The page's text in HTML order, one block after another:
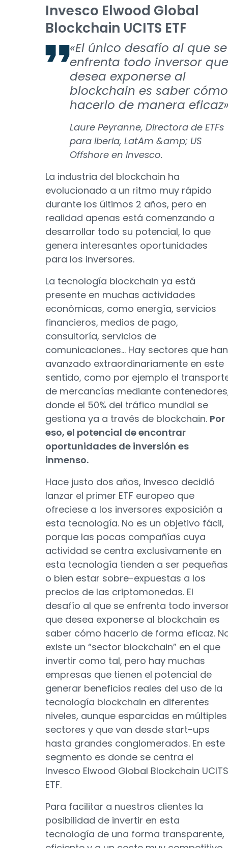
Invesco Elwood Global
Blockchain UCITS ETF
«El único desafío al que se
enfrenta todo inversor que
desea exponerse al
blockchain es saber cómo
hacerlo de manera
Laure Peyranne, Directora de ETFs
para Iberia, LatAm &amp; US
Offshore en Invesco.
La industria del blockchain ha
evolucionado a un ritmo muy rápido
durante los últimos 2 años, pero en
realidad apenas está comenzando a
desarrollar todo su potencial, lo que
genera interesantes oportunidades
para los inversores.
La tecnología blockchain ya está
presente en muchas actividades
económicas, como energía, servicios
financieros, medios de pago,
consultoría, servicios de
comunicaciones… Hay sectores que han
avanzado extraordinariamente en este
sentido, como por ejemplo el
de mercancías mediante
donde el 50% del tráfico mundial se
gestiona ya a través de blockchain. Por
eso, el potencial de encontrar
oportunidades de inversión es
inmenso.
Hace justo dos años, Invesco decidió
lanzar el primer ETF europeo que
ofreciese a los inversores exposición a
esta tecnología. No es un objetivo fácil,
porque las pocas compañías cuya
actividad se centra exclusivamente en
esta tecnología tienden a ser pequeñas
o bien estar sobre-expuestas a los
precios de las criptomonedas. El
desafío al que se enfrenta todo
que desea exponerse al blockchain es
saber cómo hacerlo de forma eficaz.
existe un “sector blockchain” en el que
invertir como tal, pero hay muchas
empresas que tienen el potencial de
generar beneficios reales del uso de la
tecnología blockchain en diferentes
niveles, aunque esparcidas en múltiples
sectores y que van desde start-ups
hasta grandes conglomerados. En este
segmento es donde se centra el
Invesco Elwood Global Blockchain UCITS
ETF.
Para facilitar a nuestros clientes la
posibilidad de invertir en esta
tecnología de una forma transparente,